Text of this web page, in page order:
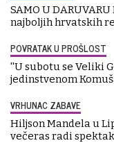
SAMO U
najboljih hrvatskih
POVRATAK U PROŠLOST
''U subotu se Veliki
jedinstvenom
VRHUNAC ZABAVE
Hiljson Mandela u
večeras radi